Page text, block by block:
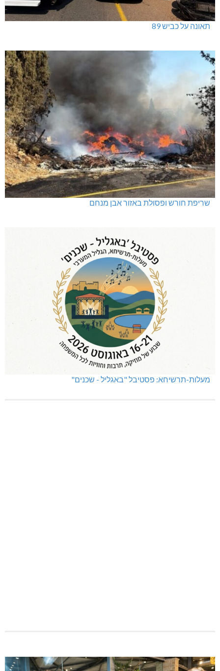
תאונה על כביש 89
שריפת חורש ופסולת באזור אבן מנחם
מעלות-תרשיחא: פסטיבל "באגליל - שכנים"